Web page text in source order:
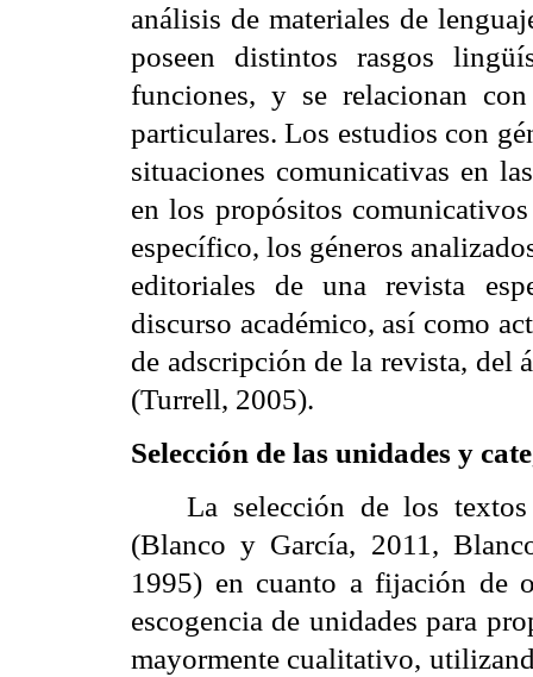
análisis de materiales de
poseen distintos rasgos
funciones, y se relacionan
particulares. Los estudios con
situaciones comunicativas en
en los propósitos
específico, los géneros
editoriales de una revista
discurso académico, así como
de adscripción de la revista, del
(Turrell, 2005).
Selección de las unidades y
La selección de los textos
(Blanco y García, 2011,
1995) en cuanto a fijación de
escogencia de unidades para
mayormente cualitativo,